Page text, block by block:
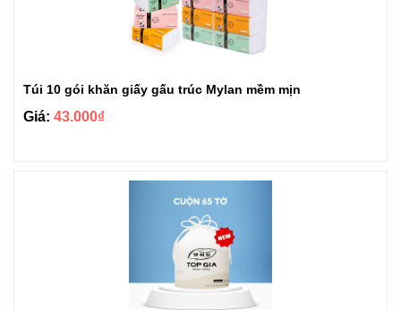
Túi 10 gói khăn giấy gấu trúc Mylan mềm mịn
Giá: 43.000₫